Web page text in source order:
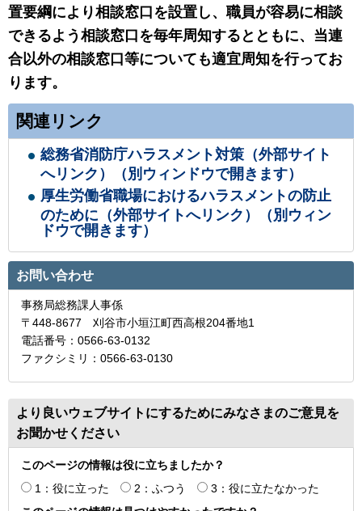
置要綱により相談窓口を設置し、職員が容易に相談
できるよう相談窓口を毎年周知するとともに、当連
合以外の相談窓口等についても適宜周知を行ってお
ります。
関連リンク
総務省消防庁ハラスメント対策（外部サイト
へリンク）（別ウィンドウで開きます）
厚生労働省職場におけるハラスメントの防止
のために（外部サイトへリンク）（別ウィン
ドウで開きます）
お問い合わせ
事務局総務課人事係
〒448-8677 刈谷市小垣江町西高根204番地1
電話番号：0566-63-0132
ファクシミリ：0566-63-0130
より良いウェブサイトにするためにみなさまのご意見を
お聞かせください
このページの情報は役に立ちましたか？
1：役に立った
2：ふつう
3：役に立たなかった